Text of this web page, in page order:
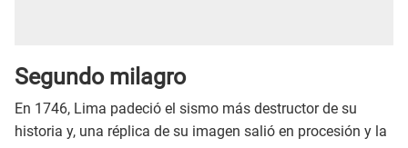
Segundo milagro
En 1746, Lima padeció el sismo más destructor de su
historia y, una réplica de su imagen salió en procesión y la